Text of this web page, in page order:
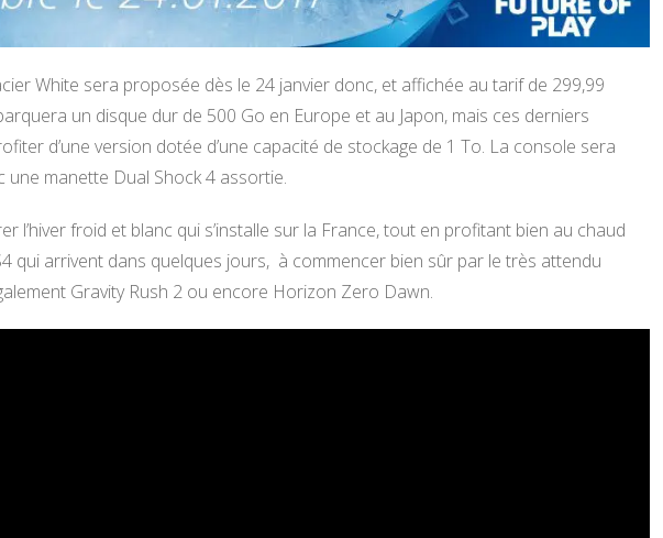
White sera proposée dès le 24 janvier donc, et affichée au tarif de 299,99
un disque dur de 500 Go en Europe et au Japon, mais ces derniers
d’une version dotée d’une capacité de stockage de 1 To. La console sera
une manette Dual Shock 4 assortie.
l’hiver froid et blanc qui s’installe sur la France, tout en profitant bien au chaud
qui arrivent dans quelques jours, à commencer bien sûr par le très attendu
Gravity Rush 2 ou encore Horizon Zero Dawn.